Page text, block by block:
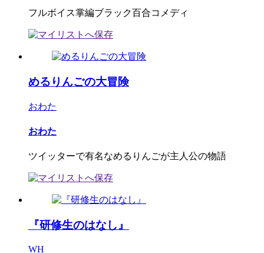
フルボイス掌編ブラック百合コメディ
めるりんごの大冒険
おわた
おわた
ツイッターで有名なめるりんごが主人公の物語
『研修生のはなし』
WH